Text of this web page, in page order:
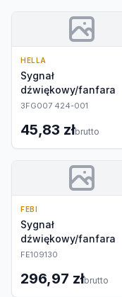
HELLA
Sygnał
dźwiękowy/fanfara
3FG007 424-001
45,83 złbrutto
FEBI
Sygnał
dźwiękowy/fanfara
FE109130
296,97 złbrutto